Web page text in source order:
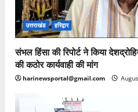
उत्तराखंड हरिद्वार
संभल हिंसा की रिपोर्ट ने किया
की कठोर कार्यवाही की मांग
harinewsportal@gmail.com